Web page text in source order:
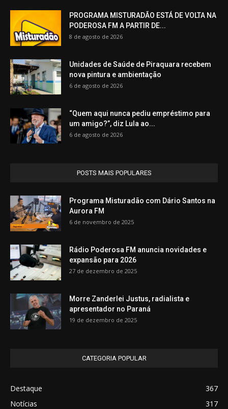
PROGRAMA MISTURADÃO ESTÁ DE VOLTA NA
PODEROSA FM A PARTIR DE...
8 de agosto de 2026
Unidades de Saúde de Piraquara recebem
nova pintura e ambientação
6 de agosto de 2026
“Quem aqui nunca pediu empréstimo para
um amigo?”, diz Lula ao...
6 de agosto de 2026
POSTS MAIS POPULARES
Programa Misturadão com Dário Santos na
Aurora FM
6 de novembro de 2025
Rádio Poderosa FM anuncia novidades e
expansão para 2026
27 de dezembro de 2025
Morre Zanderlei Justus, radialista e
apresentador no Paraná
19 de dezembro de 2025
CATEGORIA POPULAR
Destaque
367
Notícias
317